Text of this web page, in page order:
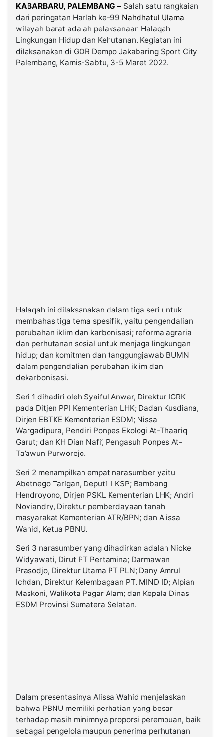
Kabarbaru.co
2026
KABARBARU, PALEMBANG – Salah satu rangkaian
dari peringatan Harlah ke-99 Nahdhatul Ulama
wilayah barat adalah pelaksanaan Halaqah
Lingkungan Hidup dan Kehutanan. Kegiatan ini
dilaksanakan di GOR Dempo Jakabaring Sport City
Palembang, Kamis-Sabtu, 3-5 Maret 2022.
Halaqah ini dilaksanakan dalam tiga seri untuk
membahas tiga tema spesifik, yaitu pengendalian
perubahan iklim dan karbonisasi; reforma agraria
dan perhutanan sosial untuk menjaga lingkungan
hidup; dan komitmen dan tanggungjawab BUMN
dalam pengendalian perubahan iklim dan
dekarbonisasi.
Seri 1 dihadiri oleh Syaiful Anwar, Direktur IGRK
pada Ditjen PPI Kementerian LHK; Dadan Kusdiana,
Dirjen EBTKE Kementerian ESDM; Nissa
Wargadipura, Pendiri Ponpes Ekologi At-Thaariq
Garut; dan KH Dian Nafi’, Pengasuh Ponpes At-
Ta’awun Purworejo.
Seri 2 menampilkan empat narasumber yaitu
Abetnego Tarigan, Deputi II KSP; Bambang
Hendroyono, Dirjen PSKL Kementerian LHK; Andri
Noviandry, Direktur pemberdayaan tanah
masyarakat Kementerian ATR/BPN; dan Alissa
Wahid, Ketua PBNU.
Seri 3 narasumber yang dihadirkan adalah Nicke
Widyawati, Dirut PT Pertamina; Darmawan
Prasodjo, Direktur Utama PT PLN; Dany Amrul
Ichdan, Direktur Kelembagaan PT. MIND ID; Alpian
Maskoni, Walikota Pagar Alam; dan Kepala Dinas
ESDM Provinsi Sumatera Selatan.
Dalam presentasinya Alissa Wahid menjelaskan
bahwa PBNU memiliki perhatian yang besar
terhadap masih minimnya proporsi perempuan, baik
sebagai pengelola maupun penerima perhutanan